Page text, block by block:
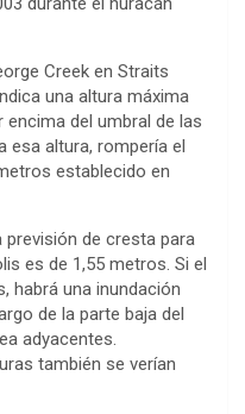
Creek en Straits
una altura máxima
del umbral de las
esa altura, rompería el
establecido en
previsión de cresta para
es de 1,55 metros. Si el
habrá una inundación
de la parte baja del
adyacentes.
también se verían